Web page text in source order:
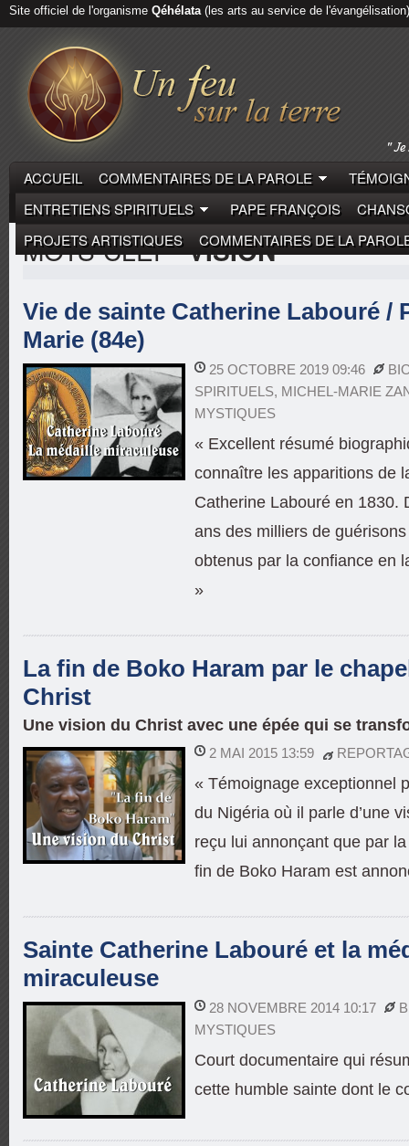
Site officiel de l'organisme Qéhélata(les arts au service de l'évangélisation)
ACCUEIL COMMENTAIRES DE LA PAROLE
ENTRETIENS SPIRITUELS
PAPE FRANÇOIS
PROJETS ARTISTIQUES
COMMENTAIRES DE LA
MOTS-CLEF"VISION"
Vie de sainte Catherine Labouré /
Marie (84e)
25 OCTOBRE 2019 09:46
SPIRITUELS, MICHEL-MARIE
MYSTIQUES
« Excellent résumé
connaître les apparitions de
Catherine Labouré en 1830.
ans des milliers de
obtenus par la confiance en
»
La fin de Boko Haram par le
Christ
Une vision du Christ avec une épée qui se
2 MAI 2015 13:59
« Témoignage exceptionnel
du Nigéria où il parle d’une
reçu lui annonçant que par
fin de Boko Haram est
Sainte Catherine Labouré et la
miraculeuse
28 NOVEMBRE 2014 10:17
MYSTIQUES
Court documentaire qui
cette humble sainte dont le